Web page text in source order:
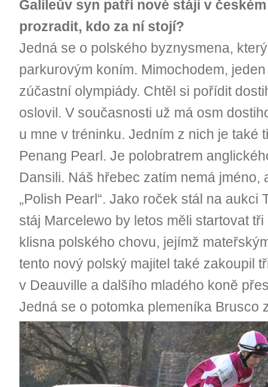
Galileův syn patří nové stáji v
prozradit, kdo za ní stojí?
Jedná se o polského byznysmena,
parkurovým koním. Mimochodem,
zúčastní olympiády. Chtěl si pořídit
oslovil. V současnosti už má osm
u mne v tréninku. Jedním z nich je také
Penang Pearl. Je polobratrem
Dansili. Náš hřebec zatím nemá jméno,
„Polish Pearl“. Jako roček stál na aukci
stáj Marcelewo by letos měli startovat
klisna polského chovu, jejímž
tento nový polský majitel také zakoupil
v Deauville a dalšího mladého koně
Jedná se o potomka plemeníka Brusco